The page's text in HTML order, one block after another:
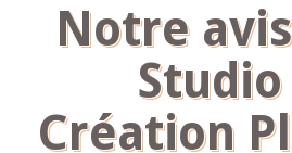
Notre
Création